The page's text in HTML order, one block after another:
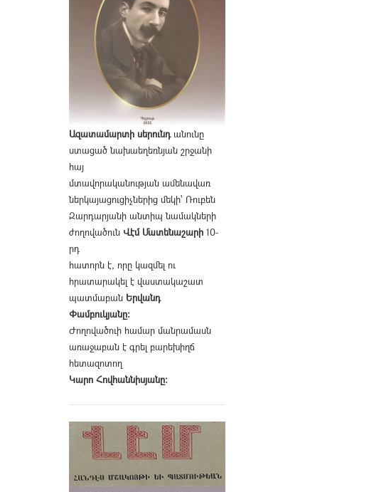
Ազատամարտի սերունդանունը
ստացած նախաեղեռնյան շրջանի
հայ
մտավորականության ամենավառ
ներկայացուցիչներից մեկի՝ Ռուբեն
Զարդարյանի անտիպ նամակների
ժողովածուն Վէմ Մատենաշարի 10-
րդ
հատորն է, որը կազմել ու
հրատարակել է վաստակաշատ
պատմաբան Երվանդ
Փամբուկյանը։
Ժողովածուի համար մանրամասն
առաջաբան է գրել բարեխիղճ
հետազոտող
Կարո Հովհաննիսյանը։